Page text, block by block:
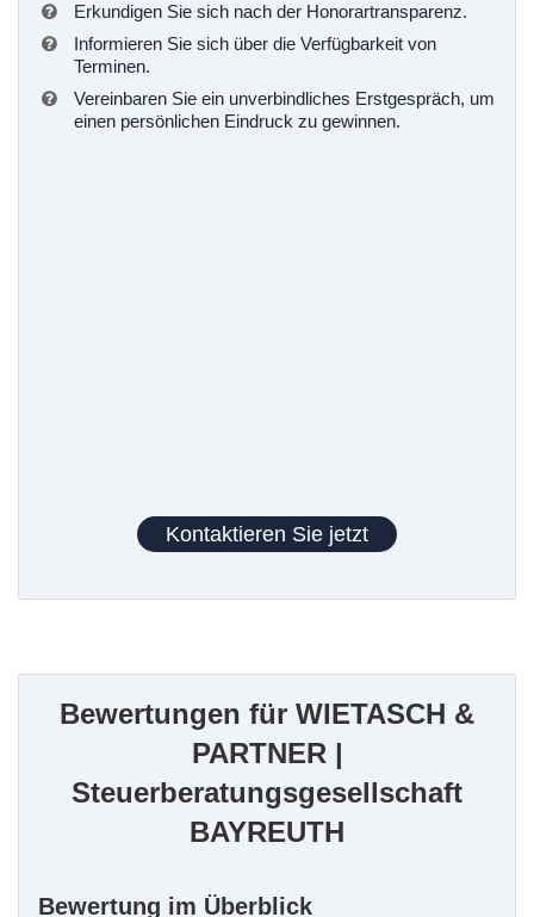
Erkundigen Sie sich nach der Honorartransparenz.
Informieren Sie sich über die Verfügbarkeit von
Terminen.
Vereinbaren Sie ein unverbindliches Erstgespräch, um
einen persönlichen Eindruck zu gewinnen.
Kontaktieren Sie jetzt
Bewertungen für WIETASCH &
PARTNER |
Steuerberatungsgesellschaft
BAYREUTH
Bewertung im Überblick